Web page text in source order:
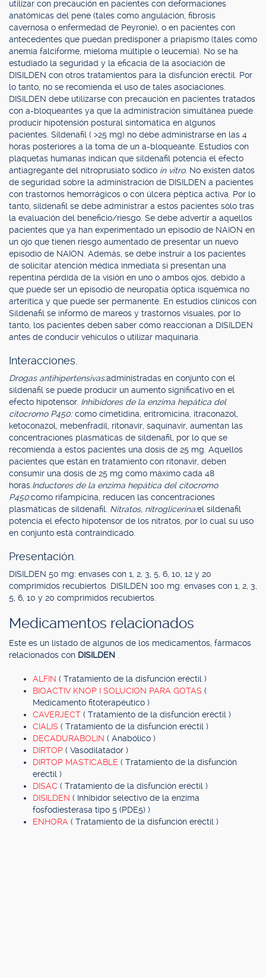
utilizar con precaución en pacientes con deformaciones
anatómicas del pene (tales como angulación, fibrosis
cavernosa o enfermedad de Peyronie), o en pacientes con
antecedentes que puedan predisponer a priapismo (tales como
anemia falciforme, mieloma múltiple o leucemia). No se ha
estudiado la seguridad y la eficacia de la asociación de
DISILDEN con otros tratamientos para la disfunción eréctil. Por
lo tanto, no se recomienda el uso de tales asociaciones.
DISILDEN debe utilizarse con precaución en pacientes tratados
con a-bloqueantes ya que la administración simultánea puede
producir hipotensión postural sintomática en algunos
pacientes. Sildenafil ( >25 mg) no debe administrarse en las 4
horas posteriores a la toma de un a-bloqueante. Estudios con
plaquetas humanas indican que sildenafil potencia el efecto
antiagregante del nitroprusiato sódico in vitro. No existen datos
de seguridad sobre la administración de DISILDEN a pacientes
con trastornos hemorrágicos o con úlcera péptica activa. Por lo
tanto, sildenafil se debe administrar a estos pacientes sólo tras
la evaluación del beneficio/riesgo. Se debe advertir a aquellos
pacientes que ya han experimentado un episodio de NAION en
un ojo que tienen riesgo aumentado de presentar un nuevo
episodio de NAION. Además, se debe instruir a los pacientes
de solicitar atención médica inmediata si presentan una
repentina pérdida de la visión en uno o ambos ojos, debido a
que puede ser un episodio de neuropatía óptica isquémica no
arterítica y que puede ser permanente. En estudios clínicos con
Sildenafil se informó de mareos y trastornos visuales, por lo
tanto, los pacientes deben saber cómo reaccionan a DISILDEN
antes de conducir vehículos o utilizar maquinaria.
Interacciones.
Drogas antihipertensivas:administradas en conjunto con el
sildenafil se puede producir un aumento significativo en el
efecto hipotensor. Inhibidores de la enzima hepática del
citocromo P450:como cimetidina, eritromicina, itraconazol,
ketoconazol, mebenfradil, ritonavir, saquinavir, aumentan las
concentraciones plasmáticas de sildenafil, por lo que se
recomienda a estos pacientes una dosis de 25 mg. Aquellos
pacientes que están en tratamiento con ritonavir, deben
consumir una dosis de 25 mg como máximo cada 48
horas. Inductores de la enzima hepática del citocromo
P450:como rifampicina, reducen las concentraciones
plasmáticas de sildenafil. Nitratos, nitroglicerina:el sildenafil
potencia el efecto hipotensor de los nitratos, por lo cual su uso
en conjunto está contraindicado.
Presentación.
DISILDEN 50 mg: envases con 1, 2, 3, 5, 6, 10, 12 y 20
comprimidos recubiertos. DISILDEN 100 mg: envases con 1, 2, 3,
5, 6, 10 y 20 comprimidos recubiertos.
Medicamentos relacionados
Este es un listado de algunos de los medicamentos, fármacos
relacionados con DISILDEN
ALFIN ( Tratamiento de la disfunción eréctil )
BIOACTIV KNOP I SOLUCION PARA GOTAS (
Medicamento fitoterapéutico )
CAVERJECT ( Tratamiento de la disfunción eréctil )
CIALIS ( Tratamiento de la disfunción eréctil )
DECADURABOLIN ( Anabólico )
DIRTOP ( Vasodilatador )
DIRTOP MASTICABLE ( Tratamiento de la disfunción
eréctil )
DISAC ( Tratamiento de la disfunción eréctil )
DISILDEN ( Inhibidor selectivo de la enzima
fosfodiesterasa tipo 5 (PDE5) )
ENHORA ( Tratamiento de la disfunción eréctil )